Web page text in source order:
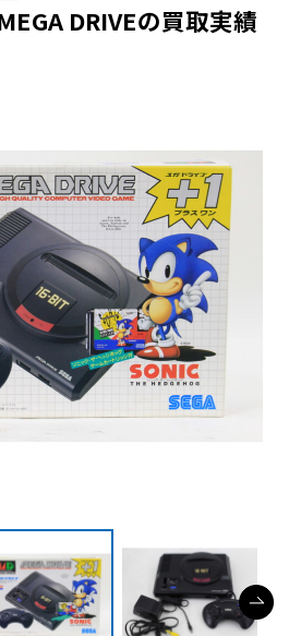
DRIVEの買取実績